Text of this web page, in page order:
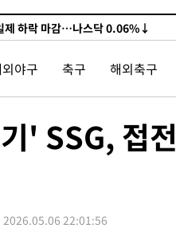
제 하락 마감…나스닥 0.06%↓
야구 축구 해외축구
' SSG, 접
2026.05.06 22:01:56